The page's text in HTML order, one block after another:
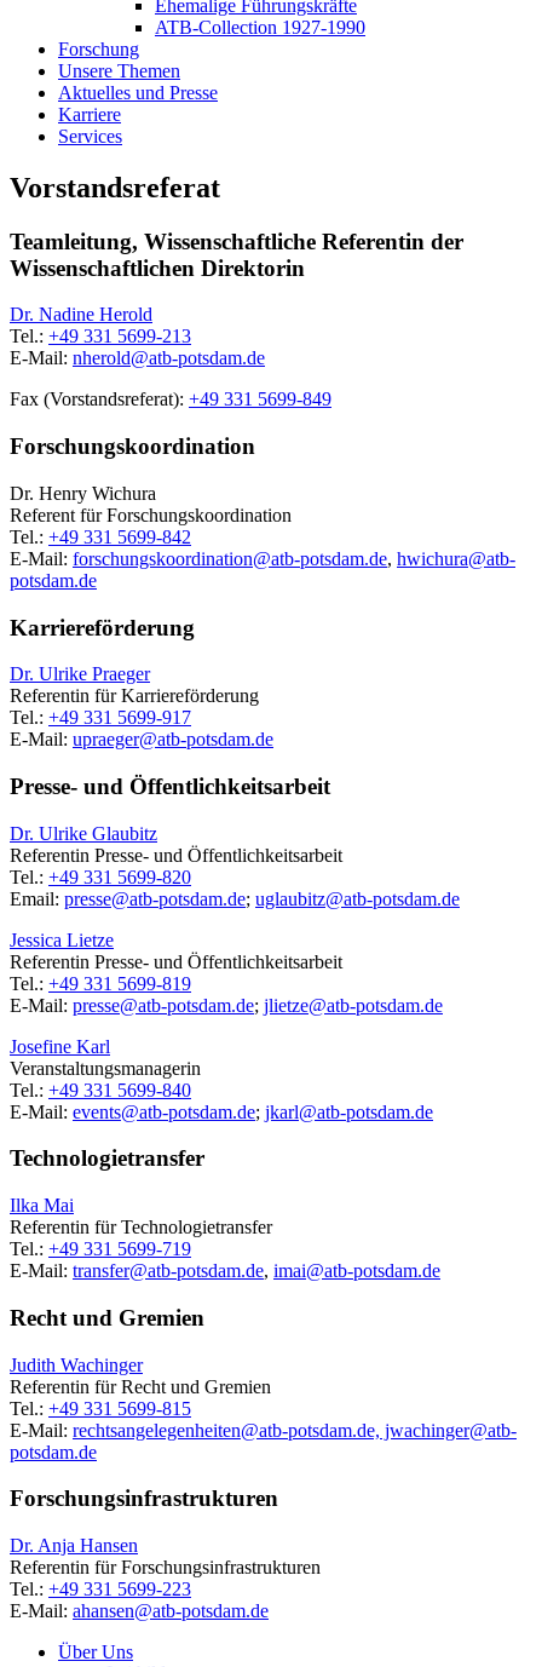
Ehemalige Führungskräfte
ATB-Collection 1927-1990
Forschung
Unsere Themen
Aktuelles und Presse
Karriere
Services
Vorstandsreferat
Teamleitung, Wissenschaftliche Referentin der
Wissenschaftlichen Direktorin
Dr. Nadine Herold
Tel.: +49 331 5699-213
E-Mail: nherold@atb-potsdam.de
Fax (Vorstandsreferat): +49 331 5699-849
Forschungskoordination
Dr. Henry Wichura
Referent für Forschungskoordination
Tel.: +49 331 5699-842
E-Mail: forschungskoordination@atb-potsdam.de, hwichura@atb-
potsdam.de
Karriereförderung
Dr. Ulrike Praeger
Referentin für Karriereförderung
Tel.: +49 331 5699-917
E-Mail: upraeger@atb-potsdam.de
Presse- und Öffentlichkeitsarbeit
Dr. Ulrike Glaubitz
Referentin Presse- und Öffentlichkeitsarbeit
Tel.: +49 331 5699-820
Email: presse@atb-potsdam.de; uglaubitz@atb-potsdam.de
Jessica Lietze
Referentin Presse- und Öffentlichkeitsarbeit
Tel.: +49 331 5699-819
E-Mail: presse@atb-potsdam.de; jlietze@atb-potsdam.de
Josefine Karl
Veranstaltungsmanagerin
Tel.: +49 331 5699-840
E-Mail: events@atb-potsdam.de; jkarl@atb-potsdam.de
Technologietransfer
Ilka Mai
Referentin für Technologietransfer
Tel.: +49 331 5699-719
E-Mail: transfer@atb-potsdam.de, imai@atb-potsdam.de
Recht und Gremien
Judith Wachinger
Referentin für Recht und Gremien
Tel.: +49 331 5699-815
E-Mail: rechtsangelegenheiten@atb-potsdam.de, jwachinger@atb-
potsdam.de
Forschungsinfrastrukturen
Dr. Anja Hansen
Referentin für Forschungsinfrastrukturen
Tel.: +49 331 5699-223
E-Mail: ahansen@atb-potsdam.de
Über Uns